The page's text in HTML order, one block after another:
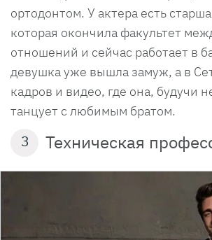
ортодонтом. У актера есть
которая окончила факультет
отношений и сейчас работает в
девушка уже вышла замуж, а в
кадров и видео, где она, будучи
танцует с любимым братом.
3 Техническая